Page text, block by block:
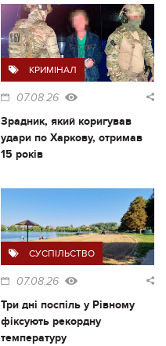
КРИМІНАЛ
07.08.26
Зрадник, який коригував
удари по Харкову, отримав
15 років
СУСПІЛЬСТВО
07.08.26
Три дні поспіль у Рівному
фіксують рекордну
температуру